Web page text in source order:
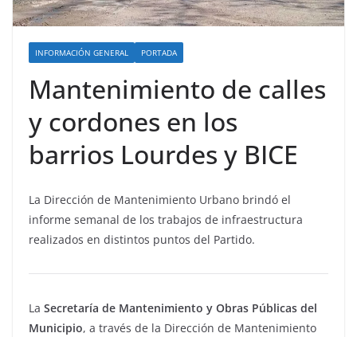
INFORMACIÓN GENERAL PORTADA
Mantenimiento de calles
y cordones en los
barrios Lourdes y BICE
La Dirección de Mantenimiento Urbano brindó el
informe semanal de los trabajos de infraestructura
realizados en distintos puntos del Partido.
La Secretaría de Mantenimiento y Obras Públicas del
Municipio, a través de la Dirección de Mantenimiento